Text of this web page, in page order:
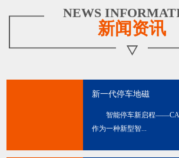
NEWS
新闻资讯
新一代停车地磁
智能停车新启程
作为一种新型智...